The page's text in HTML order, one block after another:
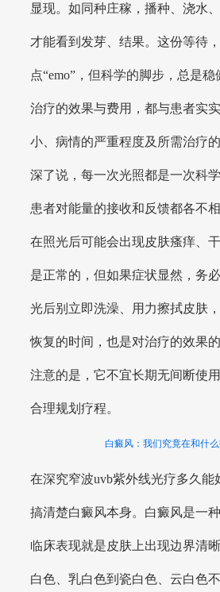
显现。如同种庄稼，播种、浇水
才能看到发芽、结果。这份等待
点“emo”，但科学的脚步，总是稳
治疗的效果与费用，都与患者实
小、病情的严重程度及所需治疗
深了说，每一次光照都是一次科
患者对能量的接收和反馈都各不
在照光后可能会出现皮肤瘙痒、
是正常的，但如果症状显然，务
光后别立即洗澡、用力擦拭皮肤
恢复的时间，也是对治疗的效果
注意的是，它不宜长期无间断使
合理规划疗程。
白癜风：我们究竟在和什么
在深究窄波uvb紫外线光疗多久能
搞清楚白癜风本身。白癜风是一
临床表现就是皮肤上出现边界清
白色、乳白色到瓷白色、云白色